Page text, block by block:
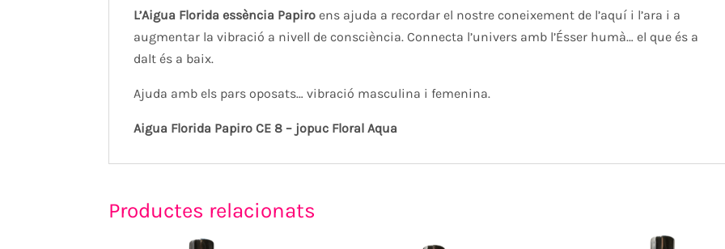
L’Aigua Florida essència Papiro ens ajuda a recordar el nostre coneixement de l’aquí i l’ara i a
augmentar la vibració a nivell de consciència. Connecta l’univers amb l’Ésser humà… el que és a
dalt és a baix.
Ajuda amb els pars oposats… vibració masculina i femenina.
Aigua Florida Papiro CE 8 – jopuc Floral Aqua
Productes relacionats